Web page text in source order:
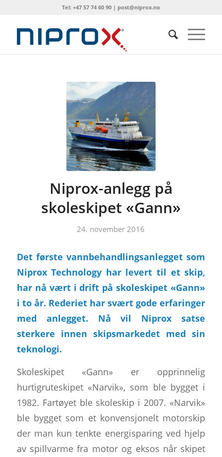
Tel: +47 57 74 60 90 | post@niprox.no
Niprox-anlegg på
skoleskipet «Gann»
24. november 2016
Det første vannbehandlingsanlegget som
Niprox Technology har levert til et skip,
har nå vært i drift på skoleskipet «Gann»
i to år. Rederiet har svært gode erfaringer
med anlegget. Nå vil Niprox satse
sterkere innen skipsmarkedet med sin
teknologi.
Skoleskipet «Gann» er opprinnelig
hurtigruteskipet «Narvik», som ble bygget i
1982. Fartøyet ble skoleskip i 2007. «Narvik»
ble bygget som et konvensjonelt motorskip
der man kun tenkte energisparing ved hjelp
av spillvarme fra motor og eksos når skipet